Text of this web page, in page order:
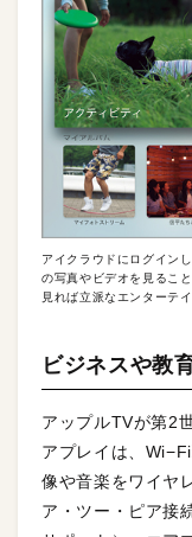
アイクラウドにログイン
の写真やビデオを見るこ
見れば立派なエンターテ
ビジネスや教
アップルTVが第2
アプレイは、
像や音楽をワイヤ
ア・ツー・ピア接